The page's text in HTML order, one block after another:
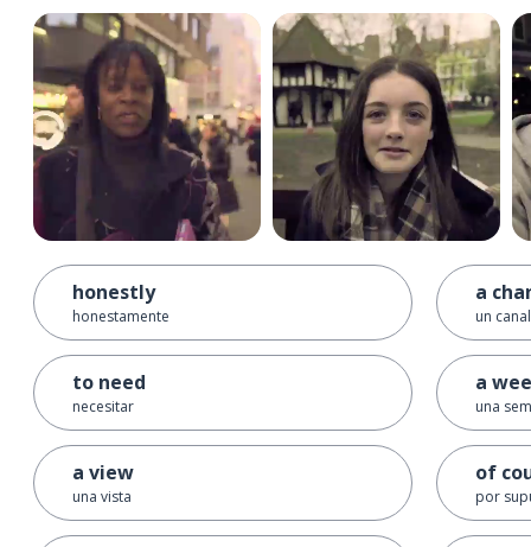
honestly
honestamente
to need
necesitar
a view
una vista
a
un canal
a
una
of
por